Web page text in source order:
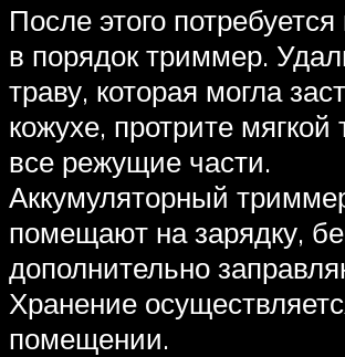
После этого
в порядок триммер.
траву, которая могла
кожухе, протрите мягкой
все режущие части.
Аккумуляторный
помещают на зарядку,
дополнительно
Хранение
помещении.